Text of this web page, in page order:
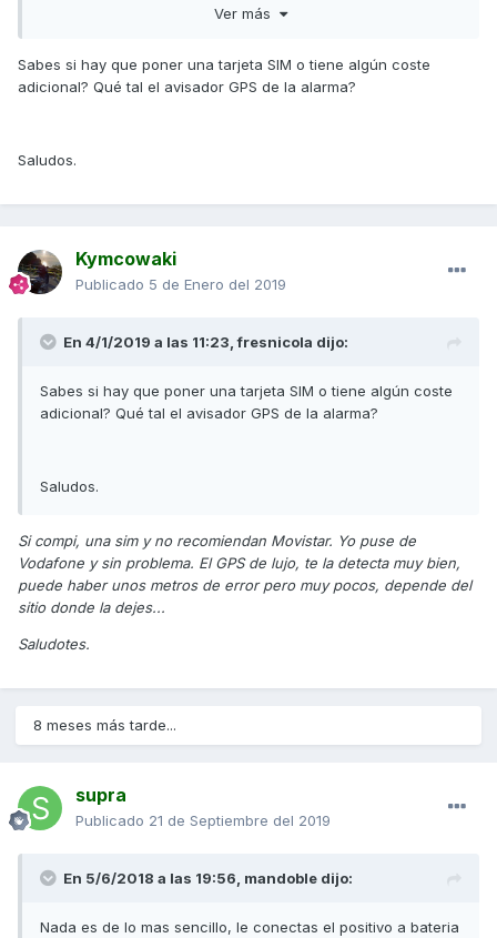
cobraron 4 horas de mano de obra en el conce y
mas. Por lo o demas estoy encantado con la alarma.
Ver más
Sabes si hay que poner una tarjeta SIM o tiene algún coste
adicional? Qué tal el avisador GPS de la alarma?
Saludos.
Kymcowaki
Publicado 5 de Enero del 2019
En 4/1/2019 a las 11:23,fresnicola dijo:
Sabes si hay que poner una tarjeta SIM o tiene algún coste
adicional? Qué tal el avisador GPS de la alarma?
Saludos.
Si compi, una sim y no recomiendan Movistar. Yo puse de
Vodafone y sin problema. El GPS de lujo, te la detecta muy bien,
puede haber unos metros de error pero muy pocos, depende del
sitio donde la dejes...
Saludotes.
8 meses más tarde...
supra
Publicado 21 de Septiembre del 2019
En 5/6/2018 a las 19:56, mandoble dijo:
Nada es de lo mas sencillo, le conectas el positivo a bateria